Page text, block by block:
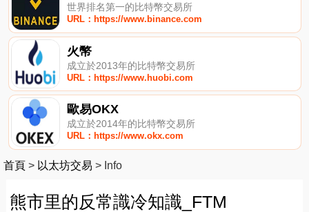
世界排名第一的比特幣交易所
URL：https://www.binance.com
火幣
成立於2013年的比特幣交易所
URL：https://www.huobi.com
歐易OKX
成立於2014年的比特幣交易所
URL：https://www.okx.com
首頁 > 以太坊交易 > Info
熊市里的反常識冷知識_FTM